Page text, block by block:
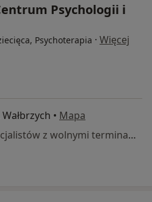
Psychologii i
Psychoterapia · Więcej
• Mapa
Brak dostępnych specjalistów z wolnymi terminami w tym centrum medycznym.